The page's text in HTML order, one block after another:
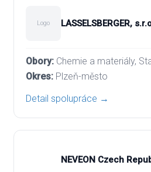
Logo LASSELSBERGER,
Chemie a materiály,
Plzeň-město
Detail spolupráce →
NEVEON Czech